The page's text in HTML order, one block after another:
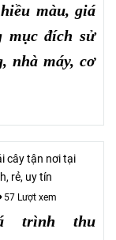
màu, giá
mục đích sử
nhà máy, cơ
cây tận nơi tại
rẻ, uy tín
57 Lượt xem
trình thu